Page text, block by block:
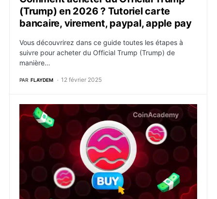
(Trump) en 2026 ? Tutoriel carte
bancaire, virement, paypal, apple pay
Vous découvrirez dans ce guide toutes les étapes à
suivre pour acheter du Official Trump (Trump) de
manière…
PAR FLAYDEM 12 février 2025
Comment acheter du Sei (SEI) en 2026 ? Tutoriel